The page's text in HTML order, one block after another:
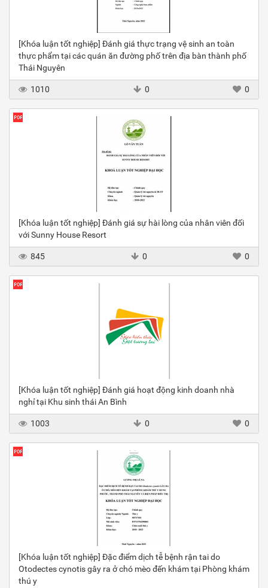
[Khóa luận tốt nghiệp] Đánh giá thực trạng vệ sinh an toàn
thực phẩm tại các quán ăn đường phố trên địa bàn thành phố
Thái Nguyên
1010 0 0
[Khóa luận tốt nghiệp] Đánh giá sự hài lòng của nhân viên đối
với Sunny House Resort
845 0 0
[Khóa luận tốt nghiệp] Đánh giá hoạt động kinh doanh nhà
nghỉ tại Khu sinh thái An Bình
1003 0 0
[Khóa luận tốt nghiệp] Đặc điểm dịch tễ bệnh rận tai do
Otodectes cynotis gây ra ở chó mèo đến khám tại Phòng khám
thú y